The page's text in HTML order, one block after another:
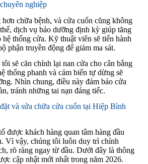
nghiệp
chữa bệnh, và cửa cuốn cũng không
dịch vụ bảo dưỡng định kỳ giúp tăng
hệ thống cửa. Kỹ thuật viên sẽ tiến hành
phận truyền động để giảm ma sát.
sẽ căn chỉnh lại nan cửa cho cân bằng
thống phanh và cảm biến tự dừng sẽ
Nhìn chung, điều này đảm bảo cửa
tránh những tai nạn đáng tiếc.
và sửa chữa cửa cuốn tại Hiệp Bình
được khách hàng quan tâm hàng đầu
Vì vậy, chúng tôi luôn duy trì chính
rõ ràng ngay từ đầu. Dưới đây là thông
cập nhật mới nhất trong năm 2026.